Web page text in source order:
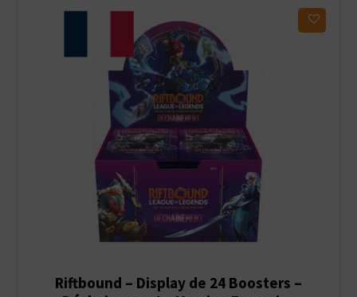
Riftbound – Display de 24 Boosters –
Ajouter à ma liste d'envies